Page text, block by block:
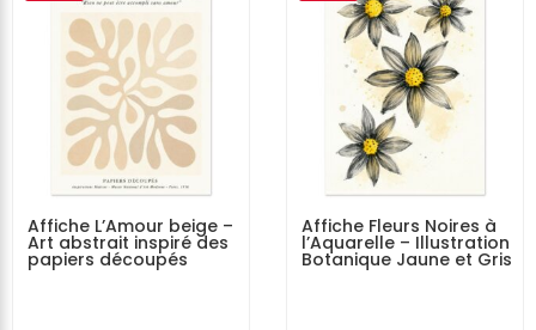
Affiche L’Amour beige –
Art abstrait inspiré des
papiers découpés
Affiche Fleurs Noires à
l’Aquarelle – Illustration
Botanique Jaune et Gris